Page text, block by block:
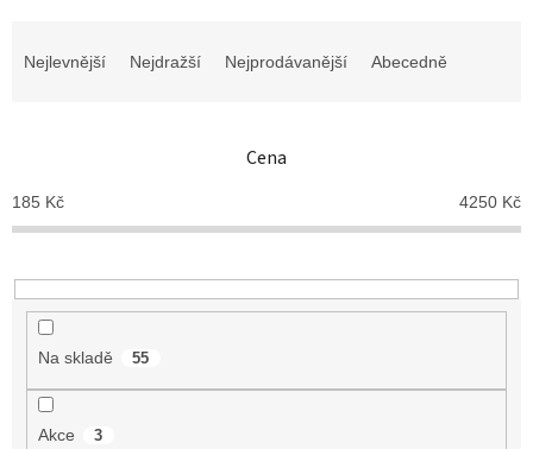
p
r
o
u
Nejlevnější Nejdražší Nejprodávanější Abecedně
Cena
185 Kč 4250 Kč
Na skladě 55
Akce 3